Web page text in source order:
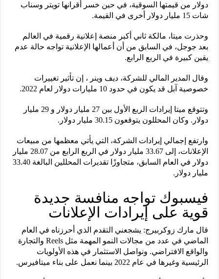
دولار من قيمتها السوقية، في حين خسر أقرانها تويتر وسناب
شات 15 مليار دولار أخرى في القيمة.
وحذرت ميتا، مالكة ثاني أكبر منصة إعلانية رقمية في العالم
بعد جوجل، في السابق من أن أعمالها الإعلانية تواجه حالة عدم
يقين كبيرة في الربع الرابع.
وقال المدير المالي للشركة، ديف وينر ، إن تأثير تغييرات
خصوصية آبل قد يكون في حدود 10 مليارات دولار لعام 2022.
وتتوقع ميتا إيرادات الربع الأول بين 27 مليار دولار و 29 مليار
دولار. وكان المحللون يتوقعون 30.15 مليار دولار.
وارتفع إجمالي إيرادات الشركة، التي يأتي معظمها من مبيعات
الإعلانات، إلى 33.67 مليار دولار في الربع الرابع من 28.07 مليار
دولار في العام السابق، متجاوزًا تقديرات المحللين البالغة 33.40
مليار دولار.
فيسبوك تواجه منافسة جديدة
قوية على إيرادات الإعلانات
قال مارك زوكربيرج: يشجعني التقدم الذي أحرزناه في العام
الماضي في عدد من مجالات النمو المهمة مثل Reels والتجارة
والواقع الافتراضي. ونواصل الاستثمار في هذه الأولويات
الرئيسية وغيرها في عام 2022 بينما نعمل على بناء ميتافيرس.